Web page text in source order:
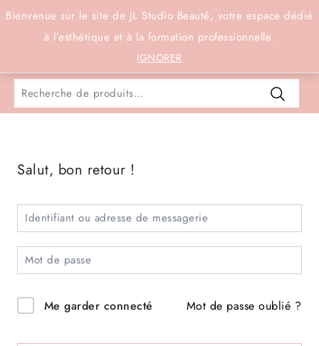
Bienvenue sur le site de JL Studio Beauté, votre espace dédié
à l’esthétique et à la formation professionnelle.
IGNORER
Connexion
Salut, bon retour !
Me garder connecté Mot de passe oublié ?